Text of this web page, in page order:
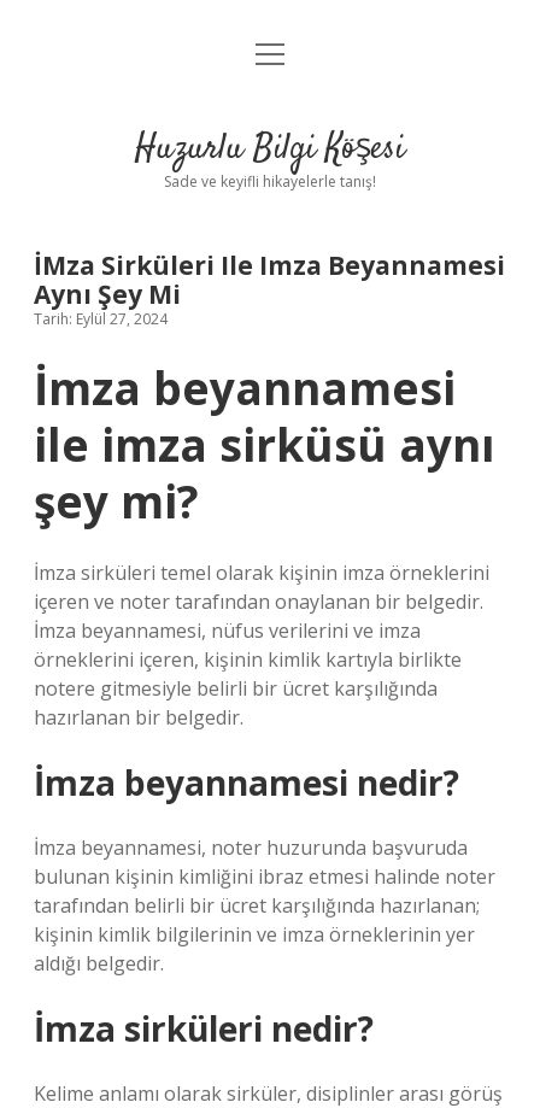
Anasayfa
Yasal Uyarı
menüyü
Huzurlu Bilgi Köşesi
Sade ve keyifli hikayelerle tanış!
İMza Sirküleri Ile Imza Beyannamesi
Aynı Şey Mi
Tarih: Eylül 27, 2024
İmza beyannamesi
ile imza sirküsü aynı
şey mi?
İmza sirküleri temel olarak kişinin imza örneklerini
içeren ve noter tarafından onaylanan bir belgedir.
İmza beyannamesi, nüfus verilerini ve imza
örneklerini içeren, kişinin kimlik kartıyla birlikte
notere gitmesiyle belirli bir ücret karşılığında
hazırlanan bir belgedir.
İmza beyannamesi nedir?
İmza beyannamesi, noter huzurunda başvuruda
bulunan kişinin kimliğini ibraz etmesi halinde noter
tarafından belirli bir ücret karşılığında hazırlanan;
kişinin kimlik bilgilerinin ve imza örneklerinin yer
aldığı belgedir.
İmza sirküleri nedir?
Kelime anlamı olarak sirküler, disiplinler arası görüş